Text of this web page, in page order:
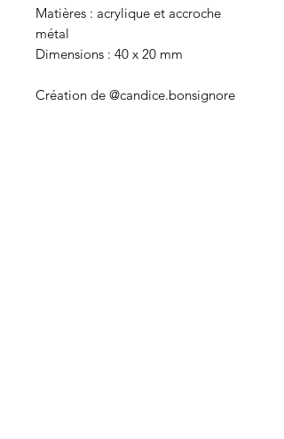
Matières : acrylique et accroche
métal
Dimensions : 40 x 20 mm
Création de @candice.bonsignore